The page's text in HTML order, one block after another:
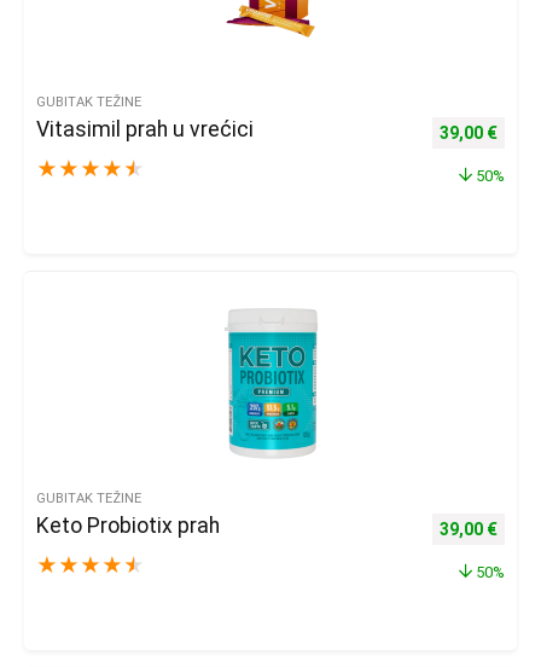
GUBITAK TEŽINE
Vitasimil prah u vrećici
★ ★ ★ ★ ★
Izvorna
39,00 €
50%
GUBITAK TEŽINE
Keto Probiotix prah
★ ★ ★ ★ ★
Izvorna
39,00 €
50%